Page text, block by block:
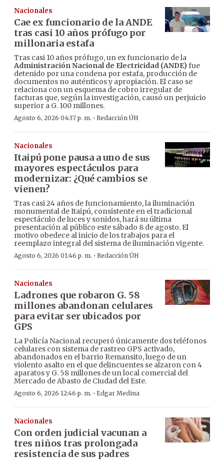
Nacionales
Cae ex funcionario de la ANDE
tras casi 10 años prófugo por
millonaria estafa
Tras casi 10 años prófugo, un ex funcionario de la
Administración Nacional de Electricidad (ANDE)fue
detenido por una condena por estafa, producción de
documentos no auténticos y apropiación. El caso se
relaciona con un esquema de cobro irregular de
facturas que, según la investigación, causó un perjuicio
superior a G. 100 millones.
Agosto 6, 2026 04:37 p. m. · Redacción ÚH
Nacionales
Itaipú pone pausa a uno de sus
mayores espectáculos para
modernizar: ¿Qué cambios se
vienen?
Tras casi 24 años de funcionamiento, la iluminación
monumental de Itaipú, consistente en el tradicional
espectáculo de luces y sonidos, hará su última
presentación al público este sábado 8 de agosto. El
motivo obedece al inicio de los trabajos para el
reemplazo integral del sistema de iluminación vigente.
Agosto 6, 2026 01:46 p. m. · Redacción ÚH
Nacionales
Ladrones que robaron G. 58
millones abandonan celulares
para evitar ser ubicados por
GPS
La Policía Nacional recuperó únicamente dos teléfonos
celulares con sistema de rastreo GPS activado,
abandonados en el barrio Remansito, luego de un
violento asalto en el que delincuentes se alzaron con 4
aparatos y G. 58 millones de un local comercial del
Mercado de Abasto de Ciudad del Este.
Agosto 6, 2026 12:46 p. m. · Edgar Medina
Nacionales
Con orden judicial vacunan a
tres niños tras prolongada
resistencia de sus padres